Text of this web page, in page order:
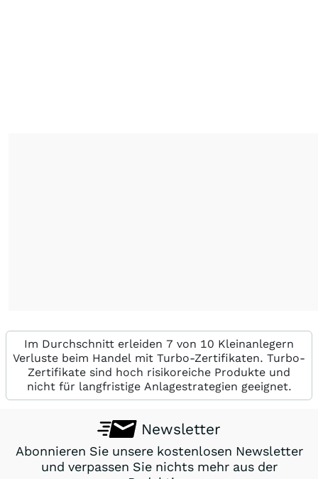
Im Durchschnitt erleiden 7 von 10 Kleinanlegern
Verluste beim Handel mit Turbo-Zertifikaten. Turbo-
Zertifikate sind hoch risikoreiche Produkte und
nicht für langfristige Anlagestrategien geeignet.
Newsletter
Abonnieren Sie unsere kostenlosen Newsletter
und verpassen Sie nichts mehr aus der